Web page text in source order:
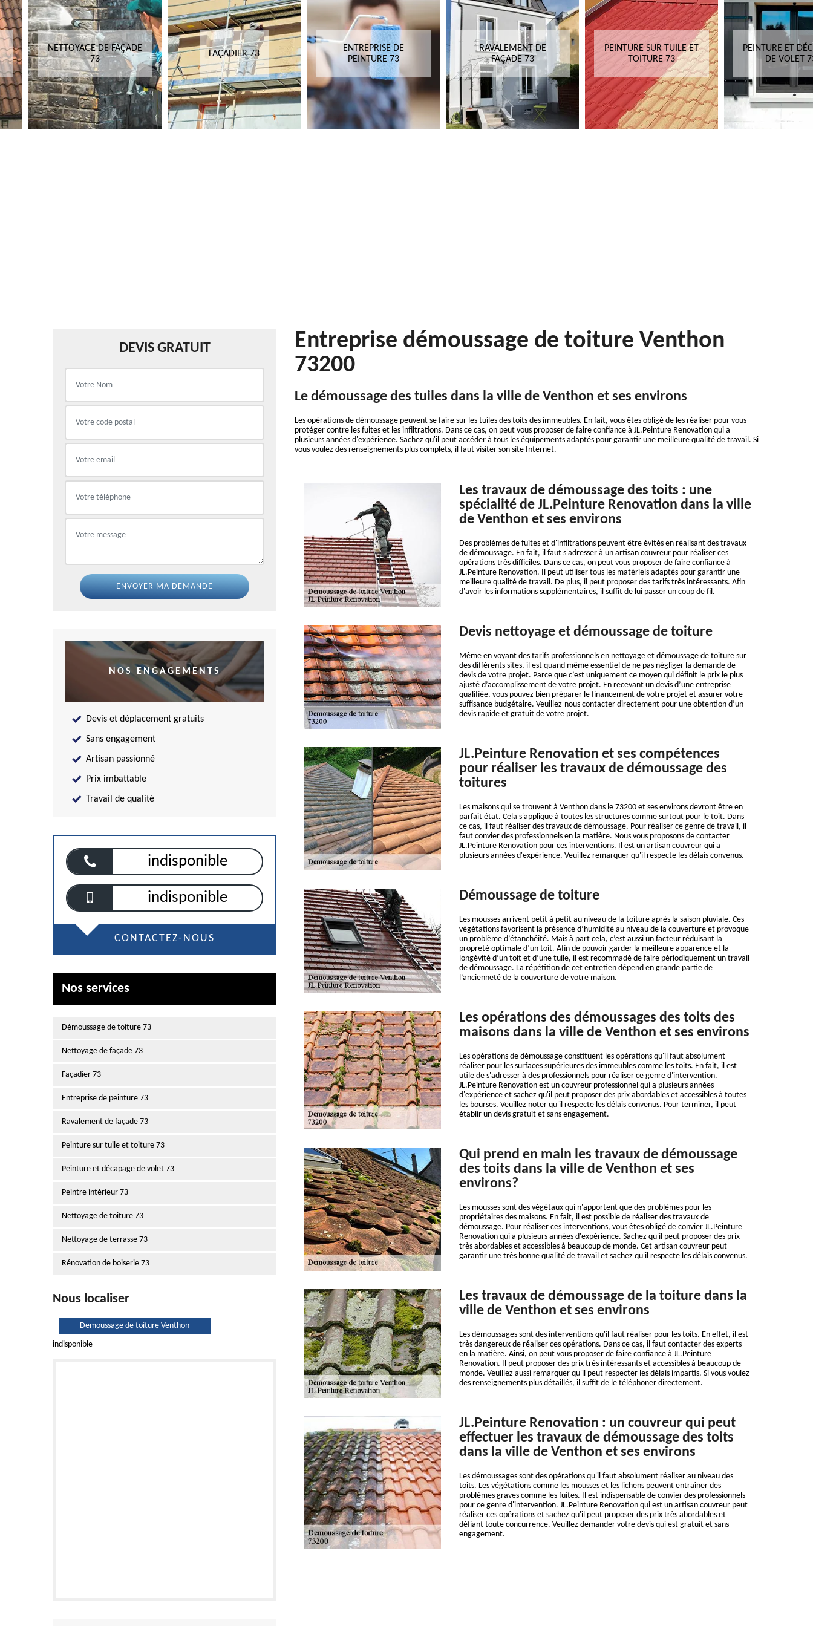
NETTOYAGE DE FAÇADE
73
FAÇADIER 73
ENTREPRISE DE
PEINTURE 73
RAVALEMENT DE
FAÇADE 73
PEINTURE SUR TUILE ET
TOITURE 73
PEINTURE ET
DE VOLET
DEVIS GRATUIT
NOS ENGAGEMENTS
Devis et déplacement gratuits
Sans engagement
Artisan passionné
Prix imbattable
Travail de qualité
indisponible
indisponible
CONTACTEZ-NOUS
Nos services
Démoussage de toiture 73
Nettoyage de façade 73
Façadier 73
Entreprise de peinture 73
Ravalement de façade 73
Peinture sur tuile et toiture 73
Peinture et décapage de volet 73
Peintre intérieur 73
Nettoyage de toiture 73
Nettoyage de terrasse 73
Rénovation de boiserie 73
Nous localiser
Demoussage de toiture Venthon
indisponible
Entreprise démoussage de toiture Venthon
73200
Le démoussage des tuiles dans la ville de Venthon et ses environs
Les opérations de démoussage peuvent se faire sur les tuiles des toits des immeubles. En fait, vous êtes obligé de les réaliser pour vous
protéger contre les fuites et les infiltrations. Dans ce cas, on peut vous proposer de faire confiance à JL.Peinture Renovation qui a
plusieurs années d'expérience. Sachez qu'il peut accéder à tous les équipements adaptés pour garantir une meilleure qualité de travail. Si
vous voulez des renseignements plus complets, il faut visiter son site Internet.
Les travaux de démoussage des toits : une
spécialité de JL.Peinture Renovation dans la ville
de Venthon et ses environs
Des problèmes de fuites et d'infiltrations peuvent être évités en réalisant des travaux
de démoussage. En fait, il faut s'adresser à un artisan couvreur pour réaliser ces
opérations très difficiles. Dans ce cas, on peut vous proposer de faire confiance à
JL.Peinture Renovation. Il peut utiliser tous les matériels adaptés pour garantir une
meilleure qualité de travail. De plus, il peut proposer des tarifs très intéressants. Afin
d'avoir les informations supplémentaires, il suffit de lui passer un coup de fil.
Devis nettoyage et démoussage de toiture
Même en voyant des tarifs professionnels en nettoyage et démoussage de toiture sur
des différents sites, il est quand même essentiel de ne pas négliger la demande de
devis de votre projet. Parce que c’est uniquement ce moyen qui définit le prix le plus
ajusté d’accomplissement de votre projet. En recevant un devis d’une entreprise
qualifiée, vous pouvez bien préparer le financement de votre projet et assurer votre
suffisance budgétaire. Veuillez-nous contacter directement pour une obtention d’un
devis rapide et gratuit de votre projet.
JL.Peinture Renovation et ses compétences
pour réaliser les travaux de démoussage des
toitures
Les maisons qui se trouvent à Venthon dans le 73200 et ses environs devront être en
parfait état. Cela s'applique à toutes les structures comme surtout pour le toit. Dans
ce cas, il faut réaliser des travaux de démoussage. Pour réaliser ce genre de travail, il
faut convier des professionnels en la matière. Nous vous proposons de contacter
JL.Peinture Renovation pour ces interventions. Il est un artisan couvreur qui a
plusieurs années d'expérience. Veuillez remarquer qu'il respecte les délais convenus.
Démoussage de toiture
Les mousses arrivent petit à petit au niveau de la toiture après la saison pluviale. Ces
végétations favorisent la présence d’humidité au niveau de la couverture et provoque
un problème d’étanchéité. Mais à part cela, c’est aussi un facteur réduisant la
propreté optimale d’un toit. Afin de pouvoir garder la meilleure apparence et la
longévité d’un toit et d’une tuile, il est recommadé de faire périodiquement un travail
de démoussage. La répétition de cet entretien dépend en grande partie de
l’ancienneté de la couverture de votre maison.
Les opérations des démoussages des toits des
maisons dans la ville de Venthon et ses environs
Les opérations de démoussage constituent les opérations qu'il faut absolument
réaliser pour les surfaces supérieures des immeubles comme les toits. En fait, il est
utile de s'adresser à des professionnels pour réaliser ce genre d'intervention.
JL.Peinture Renovation est un couvreur professionnel qui a plusieurs années
d'expérience et sachez qu'il peut proposer des prix abordables et accessibles à toutes
les bourses. Veuillez noter qu'il respecte les délais convenus. Pour terminer, il peut
établir un devis gratuit et sans engagement.
Qui prend en main les travaux de démoussage
des toits dans la ville de Venthon et ses
environs?
Les mousses sont des végétaux qui n'apportent que des problèmes pour les
propriétaires des maisons. En fait, il est possible de réaliser des travaux de
démoussage. Pour réaliser ces interventions, vous êtes obligé de convier JL.Peinture
Renovation qui a plusieurs années d'expérience. Sachez qu'il peut proposer des prix
très abordables et accessibles à beaucoup de monde. Cet artisan couvreur peut
garantir une très bonne qualité de travail et sachez qu'il respecte les délais convenus.
Les travaux de démoussage de la toiture dans la
ville de Venthon et ses environs
Les démoussages sont des interventions qu'il faut réaliser pour les toits. En effet, il est
très dangereux de réaliser ces opérations. Dans ce cas, il faut contacter des experts
en la matière. Ainsi, on peut vous proposer de faire confiance à JL.Peinture
Renovation. Il peut proposer des prix très intéressants et accessibles à beaucoup de
monde. Veuillez aussi remarquer qu'il peut respecter les délais impartis. Si vous voulez
des renseignements plus détaillés, il suffit de le téléphoner directement.
JL.Peinture Renovation : un couvreur qui peut
effectuer les travaux de démoussage des toits
dans la ville de Venthon et ses environs
Les démoussages sont des opérations qu'il faut absolument réaliser au niveau des
toits. Les végétations comme les mousses et les lichens peuvent entraîner des
problèmes graves comme les fuites. Il est indispensable de convier des professionnels
pour ce genre d'intervention. JL.Peinture Renovation qui est un artisan couvreur peut
réaliser ces opérations et sachez qu'il peut proposer des prix très abordables et
défiant toute concurrence. Veuillez demander votre devis qui est gratuit et sans
engagement.